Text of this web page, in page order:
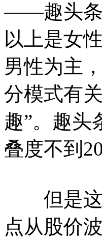
——趣头条
以上是女
男性为主
分模式有
趣”。趣头
叠度不到
但是这
点从股价